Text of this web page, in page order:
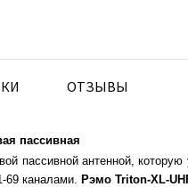
ОТЗЫВЫ
пассивная
пассивной антенной,
69 каналами. Рэмо Triton-XL-